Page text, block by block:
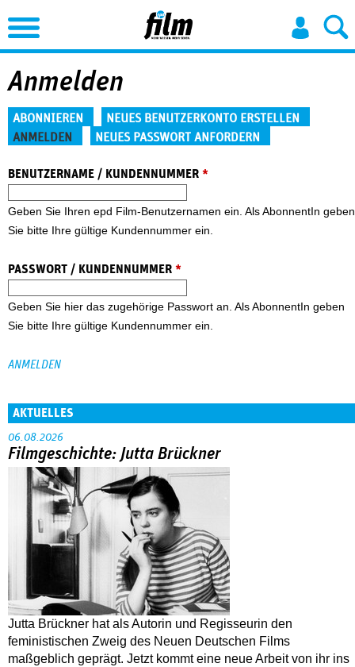
Jump to Navigation
Anmelden
Haupt-Reiter
ABONNIEREN
NEUES BENUTZERKONTO ERSTELLEN
ANMELDEN
NEUES PASSWORT ANFORDERN
BENUTZERNAME / KUNDENNUMMER *
Geben Sie Ihren epd Film-Benutzernamen ein. Als AbonnentIn geben
Sie bitte Ihre gültige Kundennummer ein.
PASSWORT / KUNDENNUMMER *
Geben Sie hier das zugehörige Passwort an. Als AbonnentIn geben
Sie bitte Ihre gültige Kundennummer ein.
AKTUELLES
06.08.2026
Filmgeschichte: Jutta Brückner
Jutta Brückner hat als Autorin und Regisseurin den
feministischen Zweig des Neuen Deutschen Films
maßgeblich geprägt. Jetzt kommt eine neue Arbeit von ihr ins